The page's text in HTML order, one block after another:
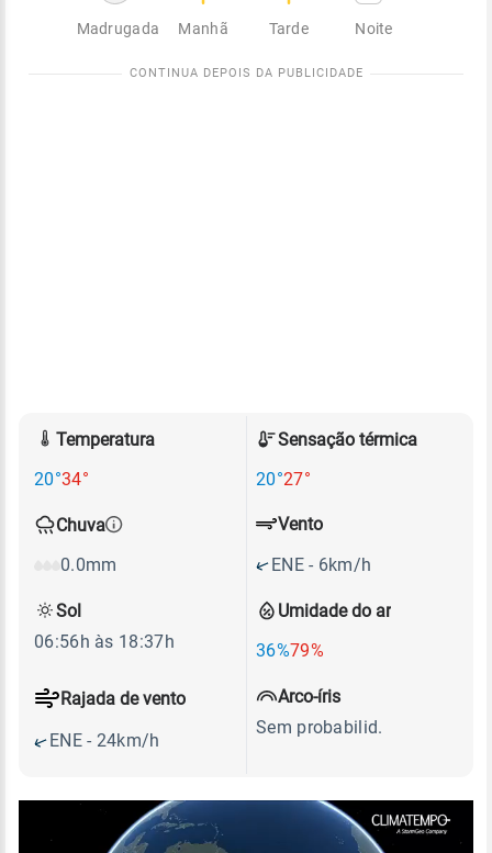
Madrugada Manhã Tarde Noite
Temperatura
20°34°
Sensação térmica
20°27°
Chuva
0.0mm
Umidade do ar
36%79%
Vento
ENE - 6km/h
Rajada de vento
ENE - 24km/h
Sol
06:56h às 18:37h
Arco-íris
Sem probabilid.